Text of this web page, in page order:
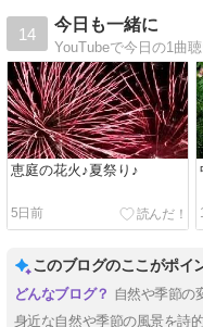
14
今日も一緒に
恵庭の花火♪夏祭り♪
5日前
このブログのここがポイ
自然や季節の
身近な自然や季節の風景を詩